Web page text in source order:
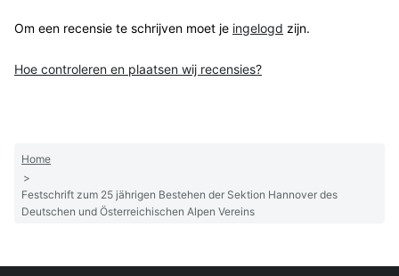
Om een recensie te schrijven moet je ingelogd zijn.
Hoe controleren en plaatsen wij recensies?
Home
>
Festschrift zum 25 jährigen Bestehen der Sektion Hannover des
Deutschen und Österreichischen Alpen Vereins